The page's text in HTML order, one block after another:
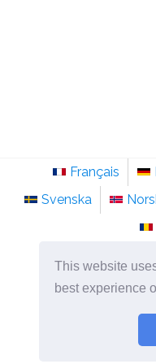
This website
best experience
Français
Svenska
©2026
Psicologia,